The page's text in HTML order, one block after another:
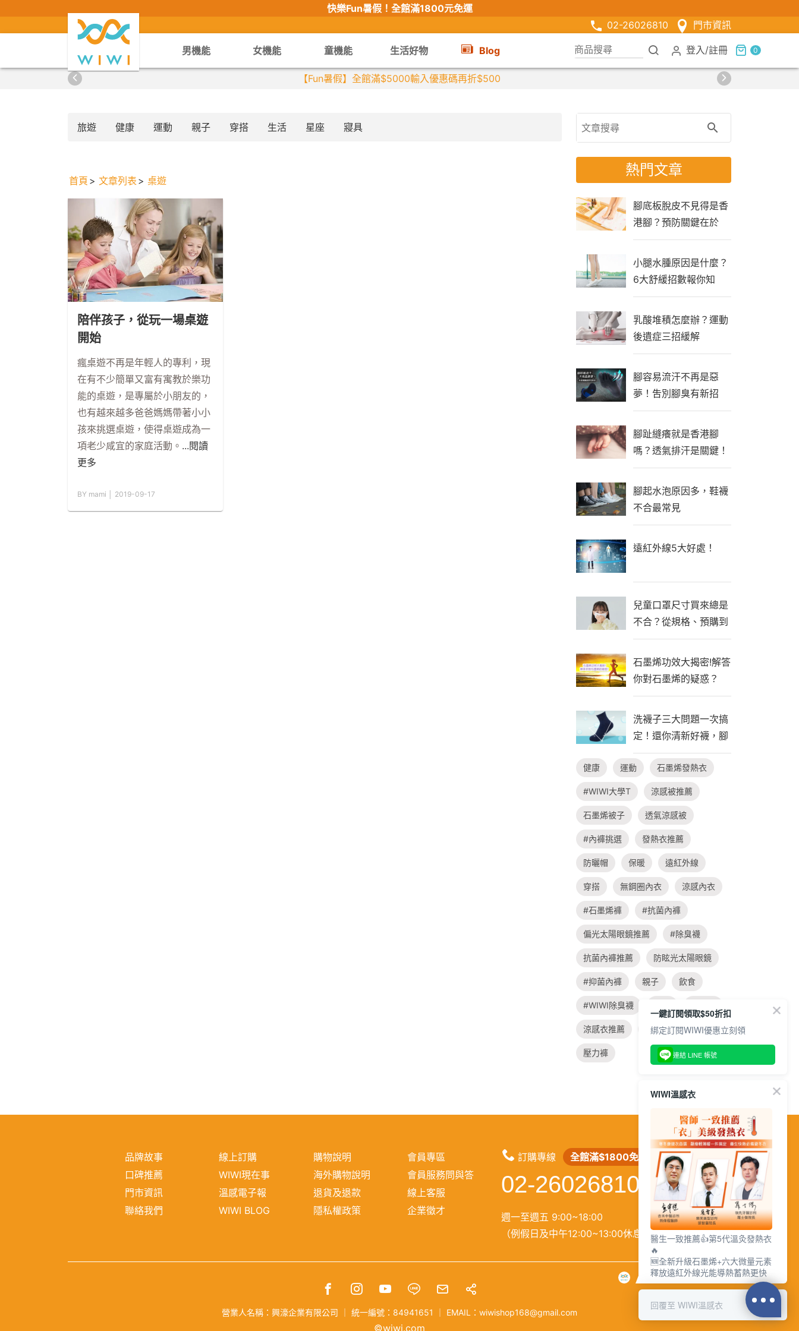
快樂Fun暑假！ 全館滿1800元免運
02-26026810
門市資訊
男機能 女機能 童機能 生活好物 Blog 登入 /註冊 0
【Fun暑假】全館滿$5000輸入優惠碼再折$500
旅遊 健康 運動 親子 穿搭 生活 星座 寢具
首頁 文章列表 桌遊
陪伴孩子，從玩一場桌遊
開始
瘋桌遊不再是年輕人的專利，現
在有不少簡單又富有寓教於樂功
能的桌遊，是專屬於小朋友的，
也有越來越多爸爸媽媽帶著小小
孩來挑選桌遊，使得桌遊成為一
項老少咸宜的家庭活動。 ...閱讀
更多
BY mami │ 2019-09-17
熱門文章
腳底板脫皮不見得是香
港腳？預防關鍵在於
「生活習慣」
小腿水腫原因是什麼？
6大舒緩招數報你知
乳酸堆積怎麼辦？運動
後遺症三招緩解
腳容易流汗不再是惡
夢！吿別腳臭有新招
腳趾縫癢就是香港腳
嗎？透氣排汗是關鍵！
腳起水泡原因多，鞋襪
不合最常見
遠紅外線5大好處！
兒童口罩尺寸買來總是
不合？從規格、預購到
自製一次看懂！
石墨烯功效大揭密!解答
你對石墨烯的疑惑？
洗襪子三大問題一次搞
定！還你清新好襪，腳
臭不隨行
健康 運動 石墨烯發熱衣
#WIWI大學T 涼感被推薦
石墨烯被子 透氣涼感被
#內褲挑選 發熱衣推薦
防曬帽 保暖 遠紅外線
穿搭 無鋼圈內衣 涼感內衣
#石墨烯褲 #抗菌內褲
偏光太陽眼鏡推薦 #除臭襪
抗菌內褲推薦 防眩光太陽眼鏡
#抑菌內褲 親子 飲食
#WIWI除臭襪
涼感衣推薦 #大學t穿搭
壓力褲
繁 │简
品牌故事
口碑推薦
門市資訊
聯絡我們
線上訂購
WIWI現在事
溫感電子報
WIWI BLOG
購物說明
海外購物說明
退貨及退款
隱私權政策
會員專區
會員服務問與答
線上客服
企業徵才
訂購專線 全館滿$1800免運
02-26026810
週一至週五 9:00~18:00
（例假日及中午12:00~13:00休息）
營業人名稱：興濠企業有限公司 統一編號：84941651 EMAIL：wiwishop168@gmail.com
©wiwi.com
一鍵訂閱領取$50折扣
綁定訂閱WIWI優惠立刻領
連結 LINE 帳號
WIWI溫感衣
醫生一致推薦👍第5代溫灸發熱衣
🔥
🆕全新升級石墨烯+六大微量元素
釋放遠紅外線光能導熱蓄熱更快
回覆至 WIWI溫感衣